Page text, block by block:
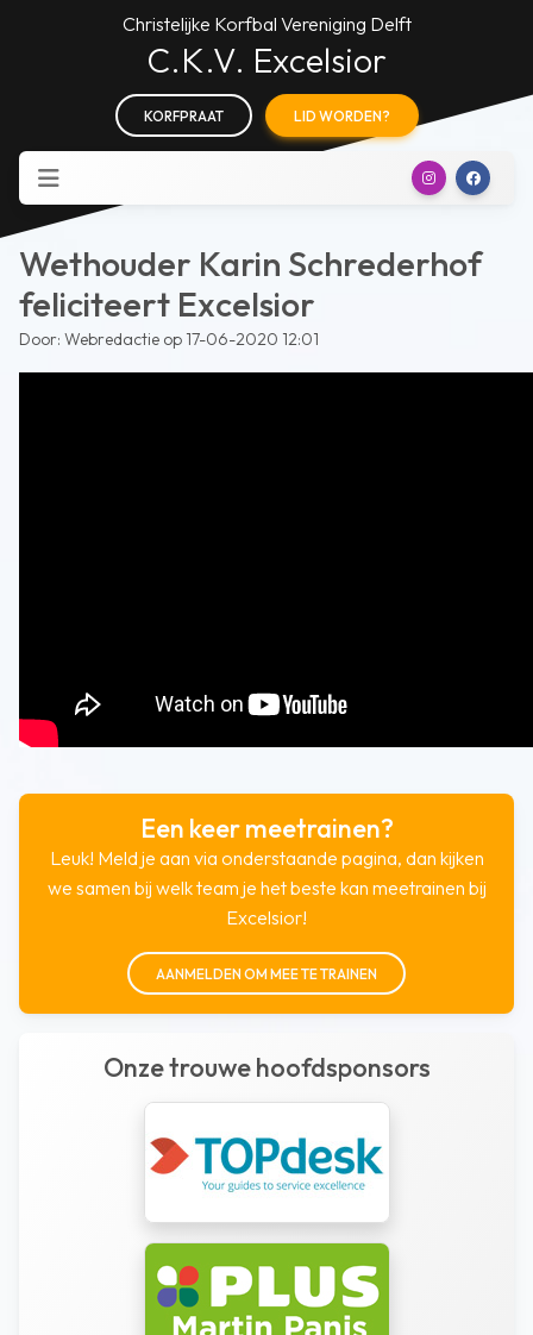
Christelijke Korfbal Vereniging Delft
C.K.V. Excelsior
KORFPRAAT LID WORDEN?
Wethouder Karin Schrederhof
feliciteert Excelsior
Door: Webredactie op 17-06-2020 12:01
Een keer meetrainen?
Leuk! Meld je aan via onderstaande pagina, dan kijken
we samen bij welk team je het beste kan meetrainen bij
Excelsior!
AANMELDEN OM MEE TE TRAINEN
Onze trouwe hoofdsponsors